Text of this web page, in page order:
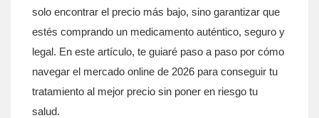
solo encontrar el precio más bajo, sino garantizar que
estés comprando un medicamento auténtico, seguro y
legal. En este artículo, te guiaré paso a paso por cómo
navegar el mercado online de 2026 para conseguir tu
tratamiento al mejor precio sin poner en riesgo tu
salud.